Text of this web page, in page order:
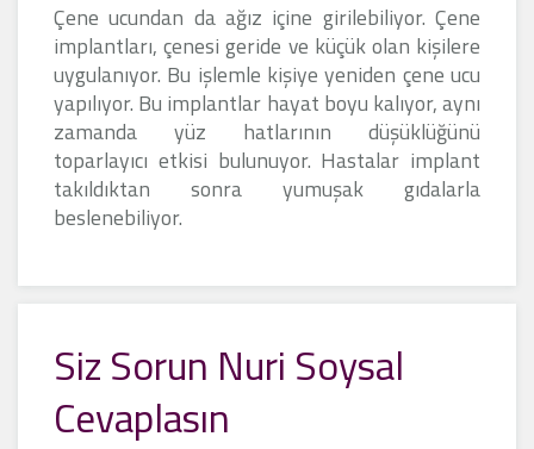
Çene ucundan da ağız içine girilebiliyor. Çene
implantları, çenesi geride ve küçük olan kişilere
uygulanıyor. Bu işlemle kişiye yeniden çene ucu
yapılıyor. Bu implantlar hayat boyu kalıyor, aynı
zamanda yüz hatlarının düşüklüğünü
toparlayıcı etkisi bulunuyor. Hastalar implant
takıldıktan sonra yumuşak gıdalarla
beslenebiliyor.
Siz Sorun Nuri Soysal
Cevaplasın